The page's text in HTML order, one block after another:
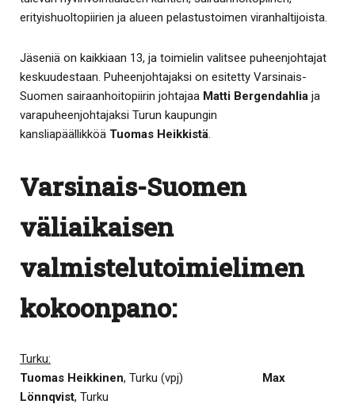
erityishuoltopiirien ja alueen pelastustoimen viranhaltijoista.
Jäseniä on kaikkiaan 13, ja toimielin valitsee puheenjohtajat
keskuudestaan. Puheenjohtajaksi on esitetty Varsinais-
Suomen sairaanhoitopiirin johtajaa Matti Bergendahlia ja
varapuheenjohtajaksi Turun kaupungin
kansliapäällikköä Tuomas Heikkistä.
Varsinais-Suomen
väliaikaisen
valmistelutoimielimen
kokoonpano:
Turku:
Tuomas Heikkinen, Turku (vpj) Max
Lönnqvist, Turku